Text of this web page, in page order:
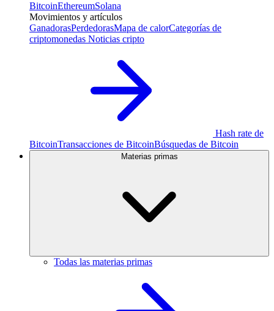
BitcoinEthereumSolana
Movimientos y artículos
GanadorasPerdedorasMapa de calorCategorías de
criptomonedas Noticias cripto
Hash rate de
BitcoinTransacciones de BitcoinBúsquedas de Bitcoin
Todas las materias primas